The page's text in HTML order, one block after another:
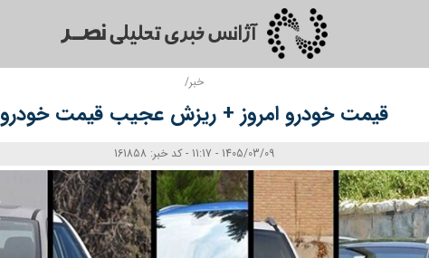
خبر/
قیمت خودرو امروز + ریزش عجیب قیمت خودرو
1405/03/09 - 11:17 - کد خبر: 161858